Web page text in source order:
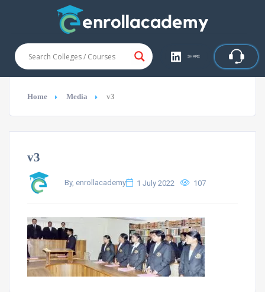
SHARE
Home Media v3
v3
By, enrollacademy 1 July 2022 107